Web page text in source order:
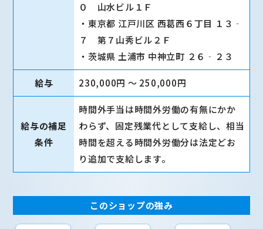
０ 山水ビル１Ｆ
・東京都 江戸川区 西葛西６丁目 １３‐
７ 第７山秀ビル２Ｆ
・茨城県 土浦市 中神立町 ２６‐２３
給与 230,000円 〜 250,000円
給与の補足
条件
時間外手当は時間外労働の有無にかか
わらず、固定残業代として支給し、相当
時間を超える時間外労働分は法定どお
り追加で支給します。
このショップの強み